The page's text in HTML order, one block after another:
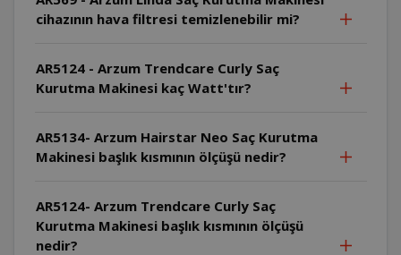
cihazının hava filtresi temizlenebilir mi?
AR5124 - Arzum Trendcare Curly Saç
Kurutma Makinesi kaç Watt'tır?
AR5134- Arzum Hairstar Neo Saç Kurutma
Makinesi başlık kısmının ölçüşü nedir?
AR5124- Arzum Trendcare Curly Saç
Kurutma Makinesi başlık kısmının ölçüşü
nedir?